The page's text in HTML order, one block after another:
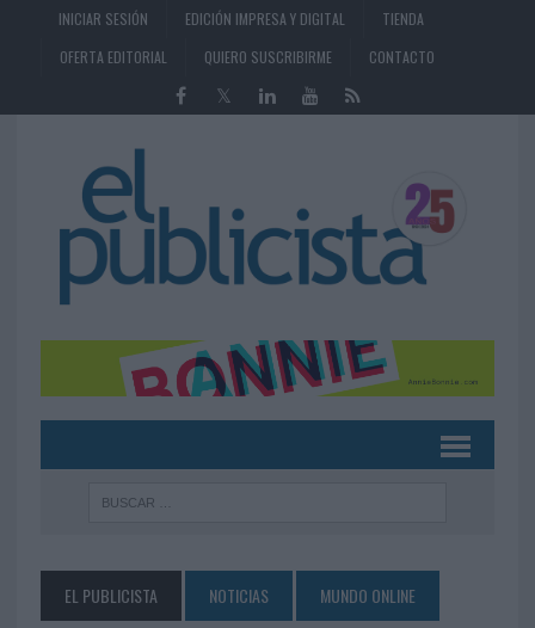
INICIAR SESIÓN EDICIÓN IMPRESA Y DIGITAL
TIENDA
OFERTA EDITORIAL
QUIERO SUSCRIBIRME CONTACTO
EL PUBLICISTA NOTICIAS MUNDO ONLINE